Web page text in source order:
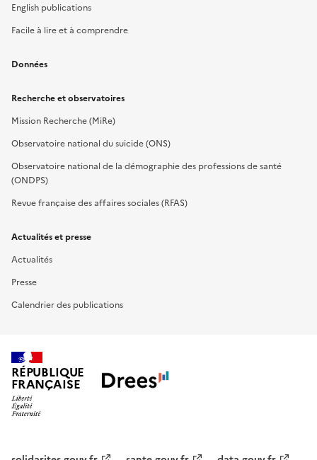
English publications
Facile à lire et à comprendre
Données
Recherche et observatoires
Mission Recherche (MiRe)
Observatoire national du suicide (ONS)
Observatoire national de la démographie des professions de santé
(ONDPS)
Revue française des affaires sociales (RFAS)
Actualités et presse
Actualités
Presse
Calendrier des publications
RÉPUBLIQUE
FRANÇAISE